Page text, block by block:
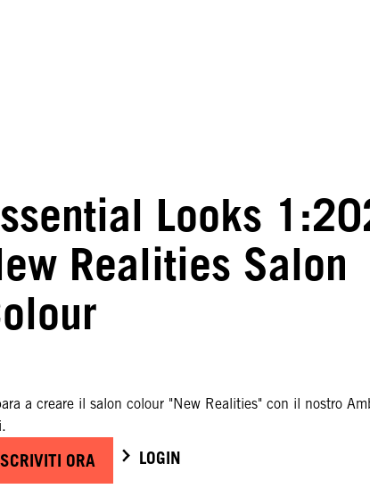
Looks
Realities Salon
a creare il salon colour "New Realities" con il nostro
ORA LOGIN